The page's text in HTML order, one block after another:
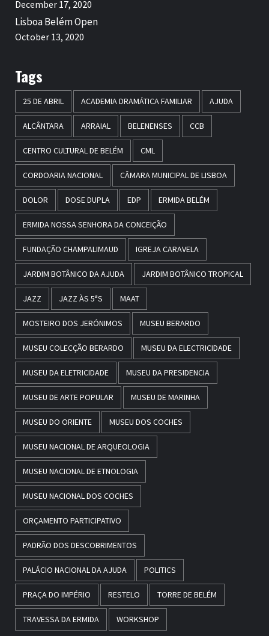
December 17, 2020
Lisboa Belém Open
October 13, 2020
Tags
25 DE ABRIL ACADEMIA DRAMÁTICA FAMILIAR AJUDA
ALCÂNTARA ARRAIAL BELENENSES CCB
CENTRO CULTURAL DE BELÉM CML
CORDOARIA NACIONAL CÂMARA MUNICIPAL DE LISBOA
DOLOR DOSE DUPLA EDP ERMIDA BELÉM
ERMIDA NOSSA SENHORA DA CONCEIÇÃO
FUNDAÇÃO CHAMPALIMAUD IGREJA CARAVELA
JARDIM BOTÂNICO DA AJUDA JARDIM BOTÂNICO TROPICAL
JAZZ JAZZ ÀS 5ªS MAAT
MOSTEIRO DOS JERÓNIMOS MUSEU BERARDO
MUSEU COLECÇÃO BERARDO MUSEU DA ELECTRICIDADE
MUSEU DA ELETRICIDADE MUSEU DA PRESIDENCIA
MUSEU DE ARTE POPULAR MUSEU DE MARINHA
MUSEU DO ORIENTE MUSEU DOS COCHES
MUSEU NACIONAL DE ARQUEOLOGIA
MUSEU NACIONAL DE ETNOLOGIA
MUSEU NACIONAL DOS COCHES
ORÇAMENTO PARTICIPATIVO
PADRÃO DOS DESCOBRIMENTOS
PALÁCIO NACIONAL DA AJUDA POLITICS
PRAÇA DO IMPÉRIO RESTELO TORRE DE BELÉM
TRAVESSA DA ERMIDA WORKSHOP